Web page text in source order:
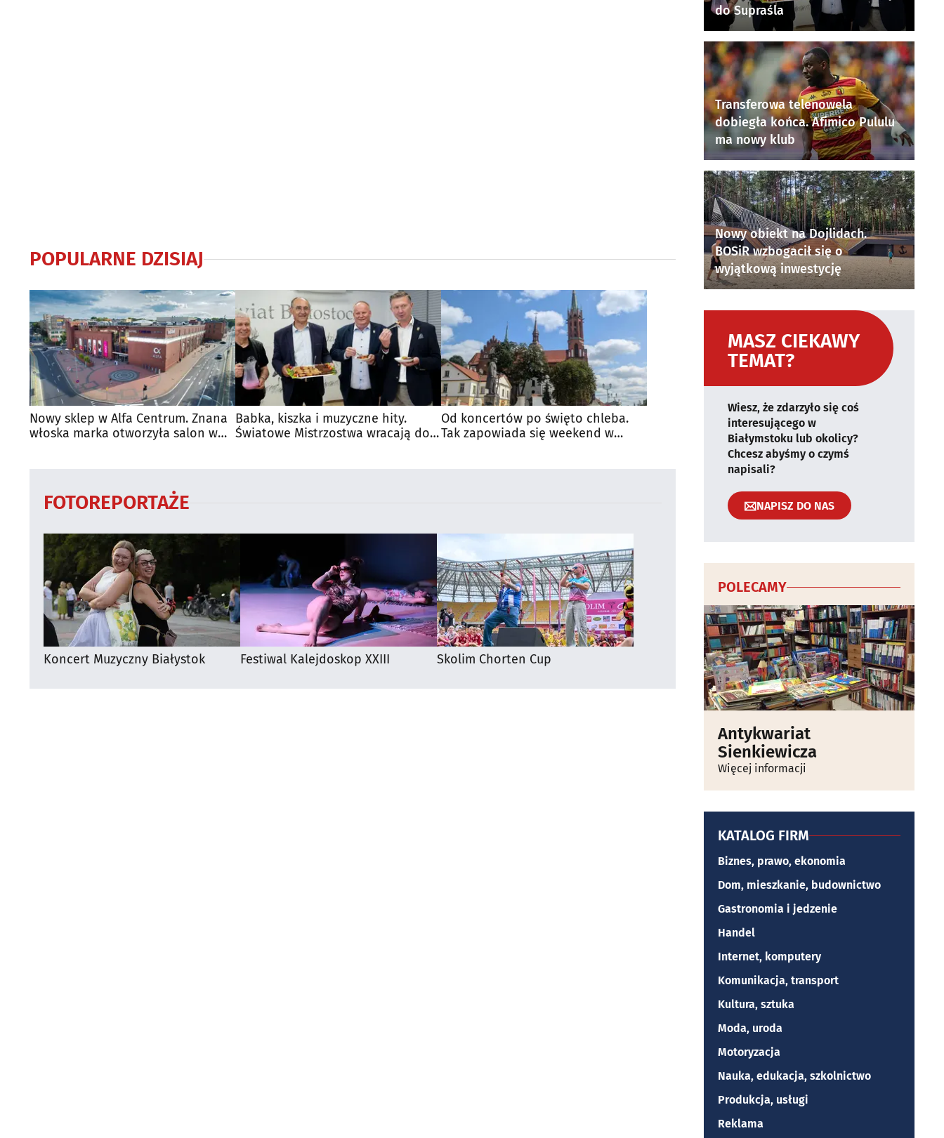
POPULARNE DZISIAJ
Nowy sklep w Alfa Centrum. Znana
włoska marka otworzyła salon w
Babka, kiszka i muzyczne hity.
Światowe Mistrzostwa wracają do
Od koncertów po święto chleba.
Tak zapowiada się weekend w
FOTOREPORTAŻE
Koncert Muzyczny Białystok Festiwal Kalejdoskop XXIII Skolim Chorten Cup
do Supraśla
Transferowa telenowela
dobiegła końca. Afimico Pululu
ma nowy klub
Nowy obiekt na Dojlidach.
BOSiR wzbogacił się o
wyjątkową inwestycję
MASZ CIEKAWY
TEMAT?
Wiesz, że zdarzyło się coś
interesującego w
Białymstoku lub okolicy?
Chcesz abyśmy o czymś
napisali?
NAPISZ DO NAS
POLECAMY
Antykwariat
Sienkiewicza
Więcej informacji
KATALOG FIRM
Biznes, prawo, ekonomia
Dom, mieszkanie, budownictwo
Gastronomia i jedzenie
Handel
Internet, komputery
Komunikacja, transport
Kultura, sztuka
Moda, uroda
Motoryzacja
Nauka, edukacja, szkolnictwo
Produkcja, usługi
Reklama